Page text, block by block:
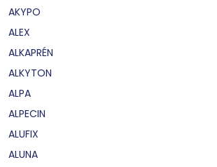
AKYPO
ALEX
ALKAPRÉN
ALKYTON
ALPA
ALPECIN
ALUFIX
ALUNA